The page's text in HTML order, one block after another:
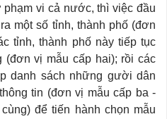
phạm vi cả nước, thì việc đầu
một số tỉnh, thành phố (đơn
tỉnh, thành phố này tiếp tục
(đơn vị mẫu cấp hai); rồi các
danh sách những gười dân
tin (đơn vị mẫu cấp ba -
để tiến hành chọn mẫu